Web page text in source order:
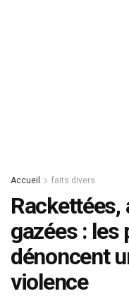
Accueil faits divers
Rackettées,
gazées :
dénoncent
violence